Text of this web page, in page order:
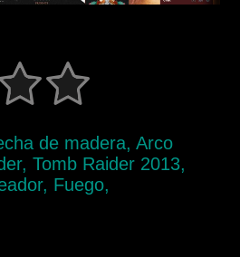
de madera, Arco
Tomb Raider 2013,
Fuego,